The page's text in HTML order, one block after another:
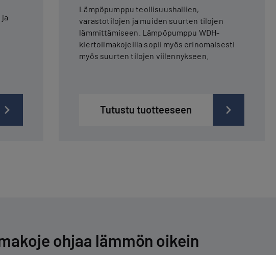
Lämpöpumppu teollisuushallien,
varastotilojen ja muiden suurten tilojen
lämmittämiseen. Lämpöpumppu WDH-
kiertoilmakojeilla sopii myös erinomaisesti
myös suurten tilojen viilennykseen.
Tutustu tuotteeseen
ohjaa lämmön oikein